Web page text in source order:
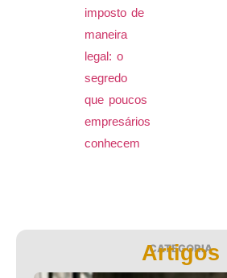
imposto de
maneira
legal: o
segredo
que poucos
empresários
conhecem
CATEGORIA
Artigos